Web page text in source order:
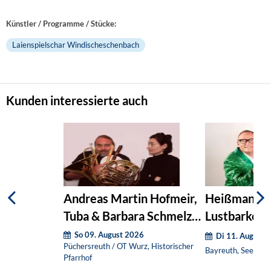
Künstler / Programme / Stücke:
Laienspielschar Windischeschenbach
Kunden interessierte auch
Andreas Martin Hofmeir,
Tuba & Barbara Schmelz,
KlSo 09. August 2026
Püchersreuth / OT Wurz, Historischer
Pfarrhof
Heißmann
Di 11. August
Bayreuth,